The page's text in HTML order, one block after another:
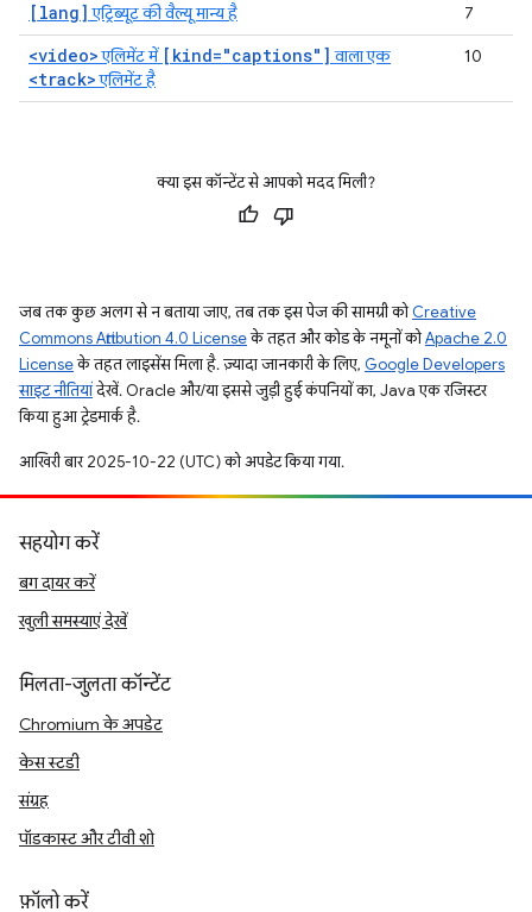
[lang] एट्रिब्यूट की वैल्यू मान्य है 7
<video>एलिमेंट में [kind="captions"] वाला एक
<track>एलिमेंट है
10
क्या इस कॉन्टेंट से आपको मदद मिली?
जब तक कुछ अलग से न बताया जाए, तब तक इस पेज की सामग्री कोCreative
Commons Attribution 4.0 Licenseके तहत और कोड के नमूनों कोApache 2.0
Licenseके तहत लाइसेंस मिला है. ज़्यादा जानकारी के लिए, Google Developers
साइट नीतियांदेखें. Oracle और/या इससे जुड़ी हुई कंपनियों का, Java एक रजिस्टर
किया हुआ ट्रेडमार्क है.
आखिरी बार 2025-10-22 (UTC) को अपडेट किया गया.
सहयोग करें
बग दायर करें
खुली समस्याएं देखें
मिलता-जुलता कॉन्टेंट
Chromium के अपडेट
केस स्टडी
संग्रह
पॉडकास्ट और टीवी शो
फ़ॉलो करें